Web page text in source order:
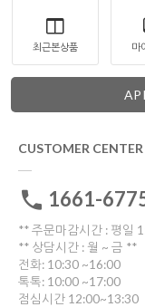
최근본상품 마
CUSTOMER CENTER
1661-
** 주문마감시간 : 평일
** 상담시간 : 월 ~ 금 **
전화: 10:30 ~16:00
톡톡: 10:00 ~17:00
점심시간 12:00~13:30